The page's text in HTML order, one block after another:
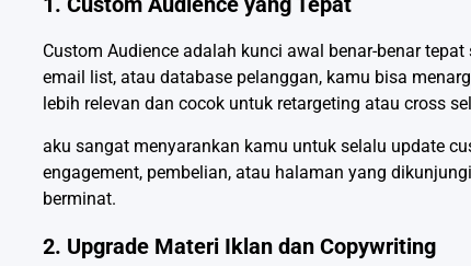
Custom Audience adalah kunci awal benar-benar tepat
email list, atau database pelanggan, kamu bisa
lebih relevan dan cocok untuk retargeting atau cross
aku sangat menyarankan kamu untuk selalu update
engagement, pembelian, atau halaman yang
berminat.
2. Upgrade Materi Iklan dan Copywriting